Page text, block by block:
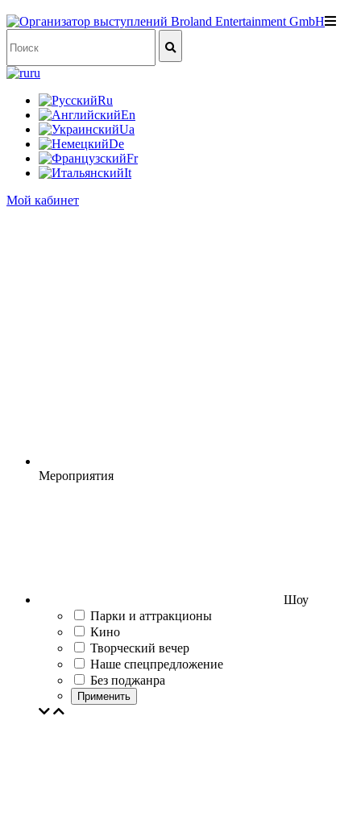
ru
Ru
En
Ua
De
Fr
It
Мой кабинет
Мероприятия
Шоу
Парки и аттракционы
Кино
Творческий вечер
Наше спецпредложение
Без поджанра
Применить